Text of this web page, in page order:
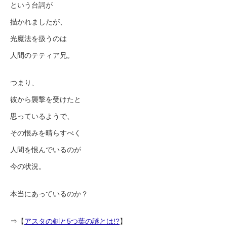
という台詞が
描かれましたが、
光魔法を扱うのは
人間のテティア兄。
つまり、
彼から襲撃を受けたと
思っているようで、
その恨みを晴らすべく
人間を恨んでいるのが
今の状況。
本当にあっているのか？
⇒【アスタの剣と5つ葉の謎とは!?】